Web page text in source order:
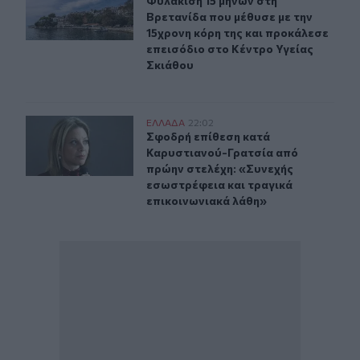
Βρετανίδα που μέθυσε με την
15χρονη κόρη της και προκάλεσε
επεισόδιο στο Κέντρο Υγείας
Σκιάθου
Σφοδρή επίθεση κατά Καρυστιανού-Γρατσία από
ΕΛΛAΔΑ 22:02
Σφοδρή επίθεση κατά
Σφοδρή επίθεση κατά
Καρυστιανού-Γρατσία από
πρώην στελέχη: «Συνεχής
εσωστρέφεια και τραγικά
επικοινωνιακά λάθη»